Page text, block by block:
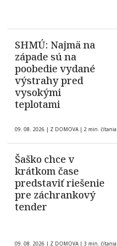
SHMÚ: Najmä na
západe sú na
poobedie vydané
výstrahy pred
vysokými
teplotami
09. 08. 2026 | Z DOMOVA | 2 min. čítania
Šaško chce v
krátkom čase
predstaviť riešenie
pre záchrankový
tender
09. 08. 2026 | Z DOMOVA | 3 min. čítania